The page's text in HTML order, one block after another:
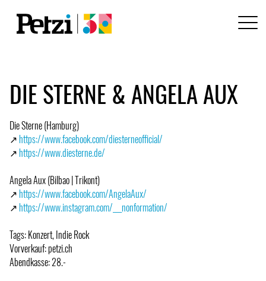
DIE STERNE & ANGELA AUX
Die Sterne (Hamburg)
↗https://www.facebook.com/diesterneofficial/
↗https://www.diesterne.de/
Angela Aux (Bilbao | Trikont)
↗https://www.facebook.com/AngelaAux/
↗https://www.instagram.com/___nonformation/
Tags: Konzert, Indie Rock
Vorverkauf: petzi.ch
Abendkasse: 28.-